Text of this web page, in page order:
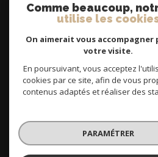
Comme beaucoup,
utilise les
On aimerait vous accompagner
votre visite.
En poursuivant, vous acceptez
cookies par ce site, afin de vous
contenus adaptés et réaliser des
PARAMÉTRER